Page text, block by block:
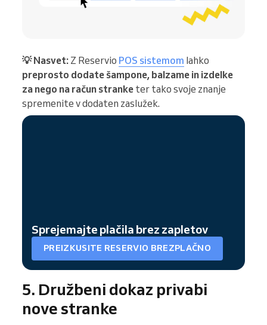
💡 Nasvet: Z Reservio POS sistemom lahko
preprosto dodate šampone, balzame in izdelke
za nego na račun stranke ter tako svoje znanje
spremenite v dodaten zaslužek.
Sprejemajte plačila brez zapletov
PREIZKUSITE RESERVIO BREZPLAČNO
5. Družbeni dokaz privabi
nove stranke